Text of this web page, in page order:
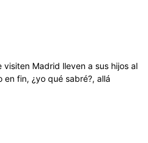
Madrid lleven a sus hijos al
en fin, ¿yo qué sabré?, allá